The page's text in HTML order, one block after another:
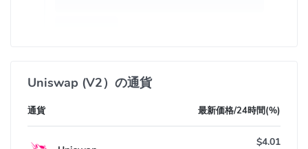
Uniswap (V2）の通貨
通貨 最新価格/24時間(%)
$4.01